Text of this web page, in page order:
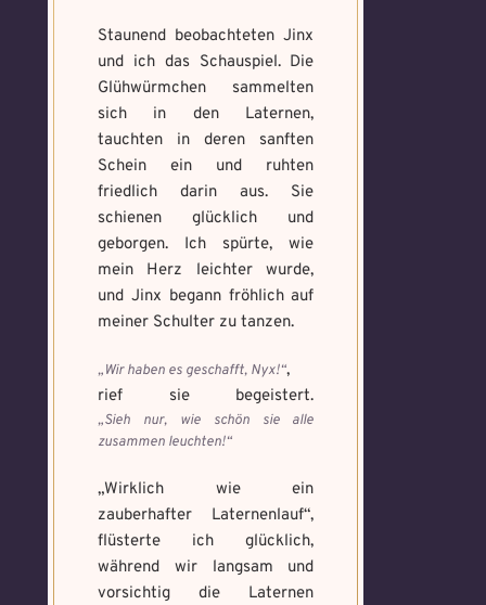
Staunend beobachteten Jinx
und ich das Schauspiel. Die
Glühwürmchen sammelten
sich in den Laternen,
tauchten in deren sanften
Schein ein und ruhten
friedlich darin aus. Sie
schienen glücklich und
geborgen. Ich spürte, wie
mein Herz leichter wurde,
und Jinx begann fröhlich auf
meiner Schulter zu tanzen.
„Wir haben es geschafft, Nyx!“,
rief sie begeistert.
„Sieh nur, wie schön sie alle
zusammen leuchten!“
„Wirklich wie ein
zauberhafter Laternenlauf“,
flüsterte ich glücklich,
während wir langsam und
vorsichtig die Laternen